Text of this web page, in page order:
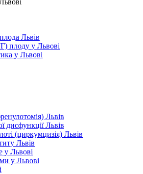
Львів
плоду у Львові
у Львові
Львів
дисфункції Львів
(циркумцизія) Львів
Львів
у Львові
у Львові